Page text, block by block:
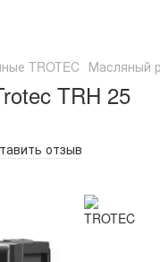
TROTEC Масляный
TRH 25
отзыв